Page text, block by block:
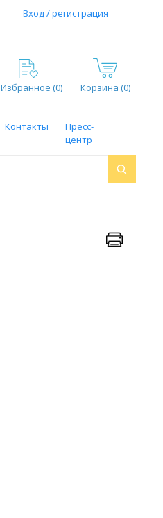
Вход / регистрация
Избранное (0) Корзина (0)
Контакты
Пресс-
центр